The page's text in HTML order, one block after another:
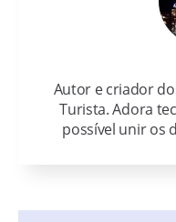
Autor e criador
Turista. Adora
possível unir os